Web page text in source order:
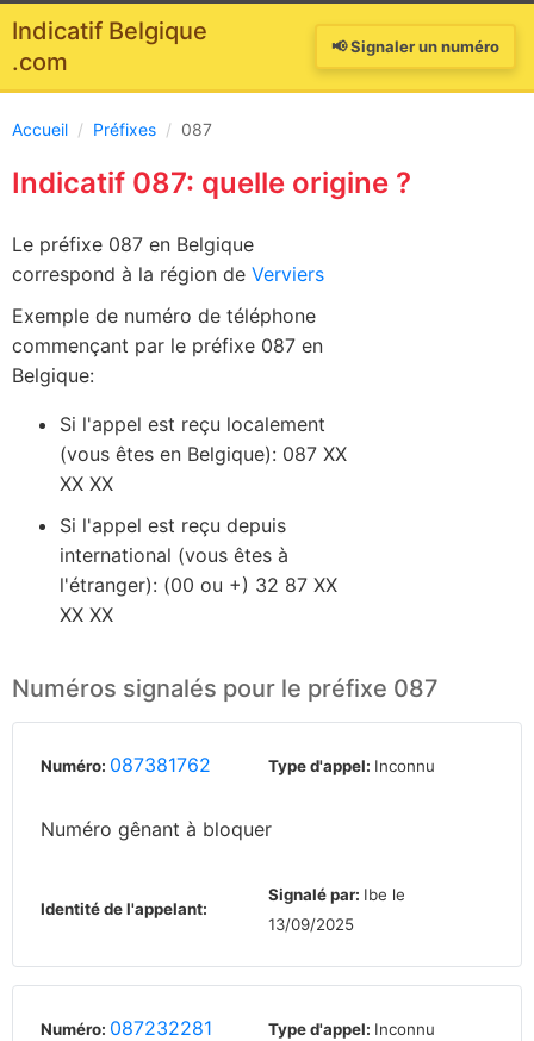
Indicatif Belgique
.com
📢 Signaler un numéro
Accueil / Préfixes / 087
Indicatif 087: quelle origine ?
Le préfixe 087 en Belgique
correspond à la région de Verviers
Exemple de numéro de téléphone
commençant par le préfixe 087 en
Belgique:
Si l'appel est reçu localement
(vous êtes en Belgique): 087 XX
XX XX
Si l'appel est reçu depuis
international (vous êtes à
l'étranger): (00 ou +) 32 87 XX
XX XX
Numéros signalés pour le préfixe 087
Numéro: 087381762 Type d'appel: Inconnu
Numéro gênant à bloquer
Identité de l'appelant:
Signalé par: Ibe le
13/09/2025
Numéro: 087232281 Type d'appel: Inconnu